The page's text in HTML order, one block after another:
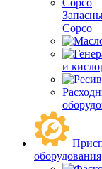
Copco
и
оборудования